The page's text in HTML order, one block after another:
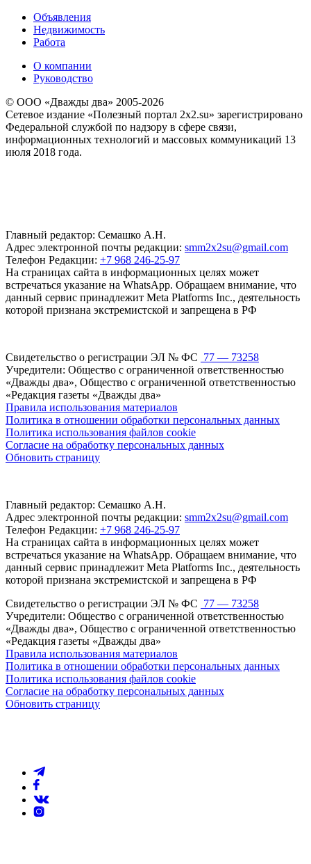
Объявления
Недвижимость
Работа
О компании
Руководство
© ООО «Дважды два» 2005-2026
Сетевое издание «Полезный портал 2x2.su» зарегистрировано
Федеральной службой по надзору в сфере связи,
информационных технологий и массовых коммуникаций 13
июля 2018 года.
Главный редактор: Семашко А.Н.
Адрес электронной почты редакции: smm2x2su@gmail.com
Телефон Редакции: +7 968 246-25-97
На страницах сайта в информационных целях может
встречаться указание на WhatsApp. Обращаем внимание, что
данный сервис принадлежит Meta Platforms Inc., деятельность
которой признана экстремистской и запрещена в РФ
Свидетельство о регистрации ЭЛ № ФС 77 — 73258
Учредители: Общество с ограниченной ответственностью
«Дважды два», Общество с ограниченной ответственностью
«Редакция газеты «Дважды два»
Правила использования материалов
Политика в отношении обработки персональных данных
Политика использования файлов cookie
Согласие на обработку персональных данных
Обновить страницу
Главный редактор: Семашко А.Н.
Адрес электронной почты редакции: smm2x2su@gmail.com
Телефон Редакции: +7 968 246-25-97
На страницах сайта в информационных целях может
встречаться указание на WhatsApp. Обращаем внимание, что
данный сервис принадлежит Meta Platforms Inc., деятельность
которой признана экстремистской и запрещена в РФ
Свидетельство о регистрации ЭЛ № ФС 77 — 73258
Учредители: Общество с ограниченной ответственностью
«Дважды два», Общество с ограниченной ответственностью
«Редакция газеты «Дважды два»
Правила использования материалов
Политика в отношении обработки персональных данных
Политика использования файлов cookie
Согласие на обработку персональных данных
Обновить страницу